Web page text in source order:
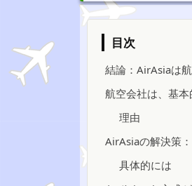
目次
結論：AirAsiaは
航空会社は、基本
理由
AirAsiaの解決策
具体的には